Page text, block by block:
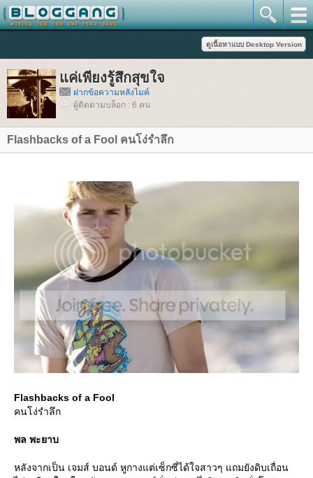
ค่เพียงรู้สึกสุขใจ
ฝากข้อความหลังไมค์
ผู้ติดตามบล็อก : 6 คน
Flashbacks of a Fool คนโง่รำลึก
Flashbacks of a Fool
คนโง่รำลึก
พล พะยาบ
หลังจากเป็น เจมส์ บอนด์ หูกางแต่เซ็กซี่ได้ใจสาวๆ แถมยังดิบเถื่อน